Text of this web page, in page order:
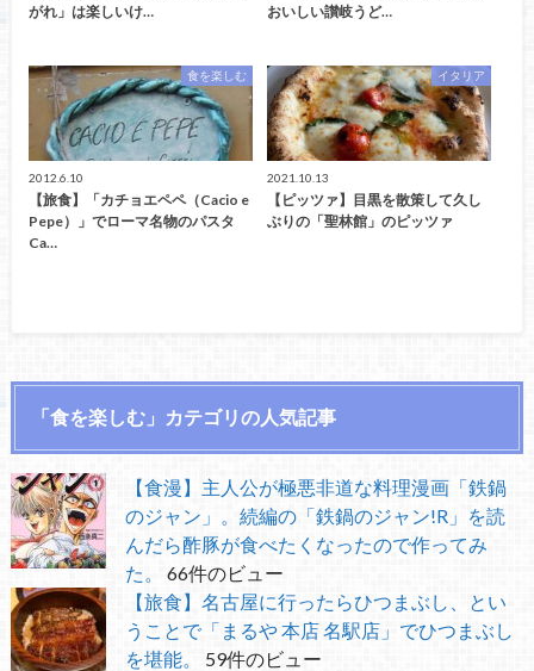
がれ」は楽しいけ…
おいしい讃岐うど…
食を楽しむ
2012.6.10
【旅食】「カチョエペペ（Cacio e
Pepe）」でローマ名物のパスタ
Ca…
イタリア
2021.10.13
【ピッツァ】目黒を散策して久し
ぶりの「聖林館」のピッツァ
「食を楽しむ」カテゴリの人気記事
【食漫】主人公が極悪非道な料理漫画「鉄鍋
のジャン」。続編の「鉄鍋のジャン!R」を読
んだら酢豚が食べたくなったので作ってみ
た。
66件のビュー
【旅食】名古屋に行ったらひつまぶし、とい
うことで「まるや 本店 名駅店」でひつまぶし
を堪能。
59件のビュー